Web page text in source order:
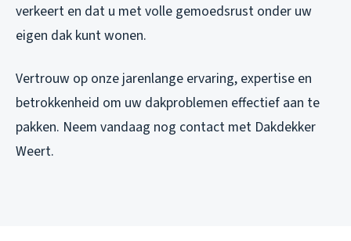
verkeert en dat u met volle gemoedsrust onder uw
eigen dak kunt wonen.
Vertrouw op onze jarenlange ervaring, expertise en
betrokkenheid om uw dakproblemen effectief aan te
pakken. Neem vandaag nog contact met Dakdekker
Weert.